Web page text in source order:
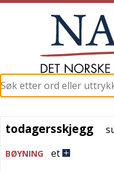
todagersskjegg
BØYNING et